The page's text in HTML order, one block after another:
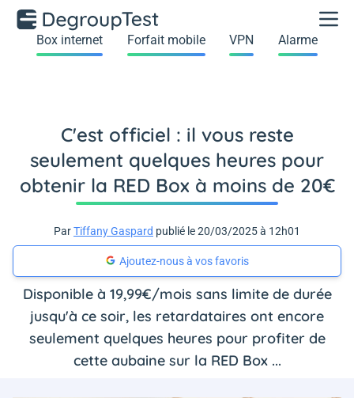
Box internet Forfait mobile VPN Alarme
C'est officiel : il vous reste
seulement quelques heures pour
obtenir la RED Box à moins de 20€
ParTiffany Gaspard publié le 20/03/2025 à 12h01
Ajoutez-nous à vos favoris
Disponible à 19,99€/mois sans limite de durée
jusqu'à ce soir, les retardataires ont encore
seulement quelques heures pour profiter de
cette aubaine sur la RED Box ...